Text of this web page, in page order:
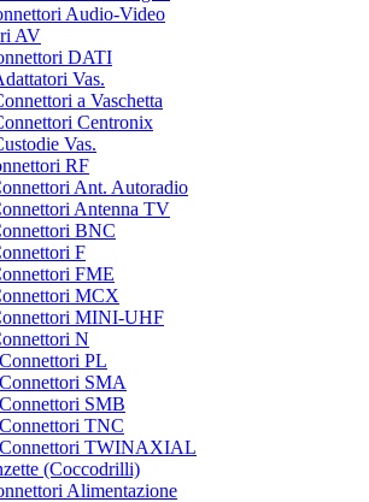
Audio-Video
AV
DATI
Vas.
a Vaschetta
Centronix
Vas.
RF
Ant. Autoradio
Antenna TV
BNC
F
FME
MCX
MINI-UHF
N
PL
SMA
SMB
TNC
TWINAXIAL
(Coccodrilli)
Alimentazione